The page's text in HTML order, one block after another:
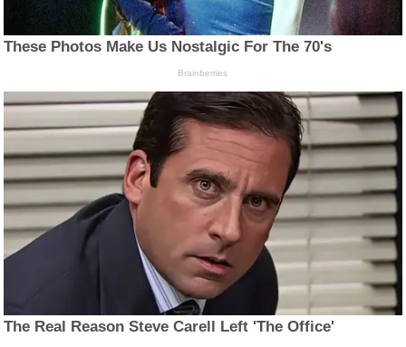
These Photos Make Us Nostalgic For The 70's
Brainberries
The Real Reason Steve Carell Left 'The Office'